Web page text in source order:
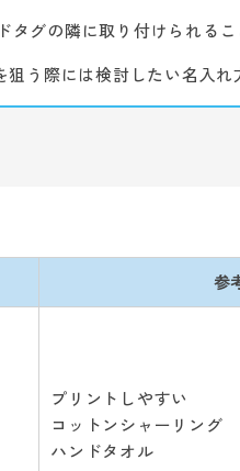
グの隣に取り付けられるこ
う際には検討したい名入れ
参
プリントしやすい
コットンシャーリング
ハンドタオル